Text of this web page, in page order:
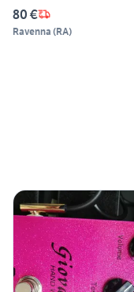
80 €
Ravenna (RA)